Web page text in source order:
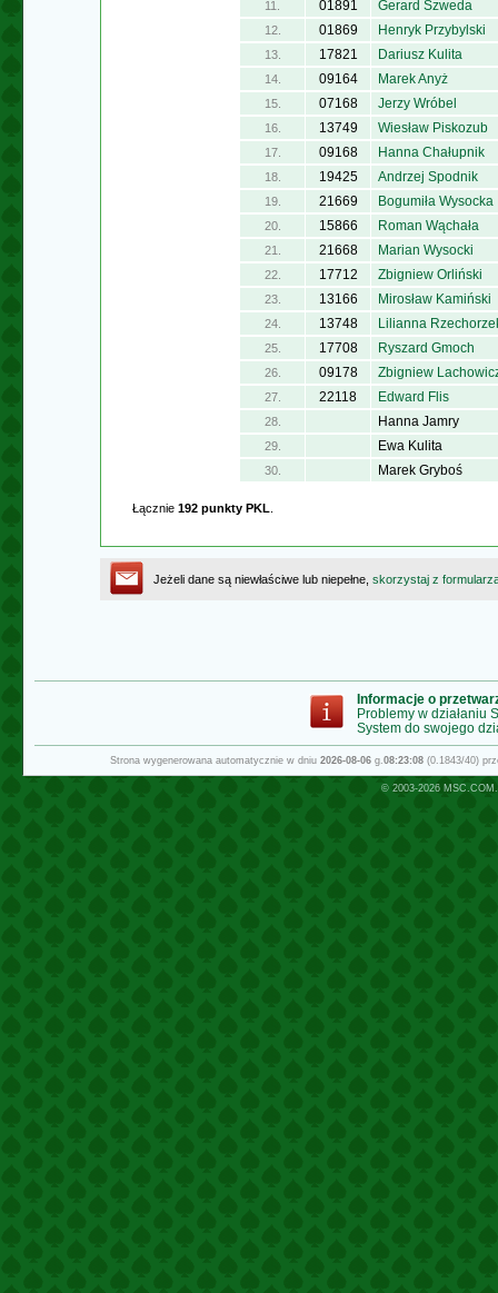
11. 01891 Gerard Szweda
12. 01869 Henryk Przybylski
13. 17821 Dariusz Kulita
14. 09164 Marek Anyż
15. 07168 Jerzy Wróbel
16. 13749 Wiesław Piskozub
17. 09168 Hanna Chałupnik
18. 19425 Andrzej Spodnik
19. 21669 Bogumiła Wysocka
20. 15866 Roman Wąchała
21. 21668 Marian Wysocki
22. 17712 Zbigniew Orliński
23. 13166 Mirosław Kamiński
24. 13748 Lilianna
25. 17708 Ryszard Gmoch
26. 09178 Zbigniew
27. 22118 Edward Flis
28. Hanna Jamry
29. Ewa Kulita
30. Marek Gryboś
Łącznie 192 punkty PKL
Jeżeli dane są niewłaściwe lub niepełne, skorzystaj z
Informacje o
Problemy w działaniu
System do swojego
Strona wygenerowana automatycznie w dniu 2026-08-06 g.08:23:08 (0.1843/40)
© 2003-2026